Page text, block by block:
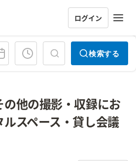
ログイン
プ 検索する
他の撮影・収録にお
スペース・貸し会議